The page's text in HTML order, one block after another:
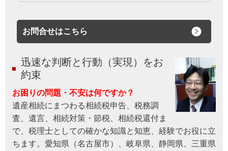
お問合せはこちら
迅速な判断と行動（実現）をお
約束
お困りの問題・不安は何ですか？
遺産相続にまつわる相続税申告、税務調
査、遺言、相続対策・節税、相続税還付ま
で、税理士としての確かな知識と知恵、経験でお役に立
ちます。愛知県（名古屋市）、岐阜県、静岡県、三重県